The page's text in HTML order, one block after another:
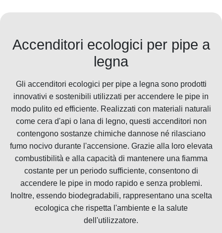
Accenditori ecologici per pipe a
legna
Gli accenditori ecologici per pipe a legna sono prodotti
innovativi e sostenibili utilizzati per accendere le pipe in
modo pulito ed efficiente. Realizzati con materiali naturali
come cera d'api o lana di legno, questi accenditori non
contengono sostanze chimiche dannose né rilasciano
fumo nocivo durante l'accensione. Grazie alla loro elevata
combustibilità e alla capacità di mantenere una fiamma
costante per un periodo sufficiente, consentono di
accendere le pipe in modo rapido e senza problemi.
Inoltre, essendo biodegradabili, rappresentano una scelta
ecologica che rispetta l'ambiente e la salute
dell'utilizzatore.